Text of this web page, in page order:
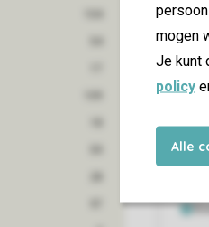
mogen
Je kunt
policy
Alle